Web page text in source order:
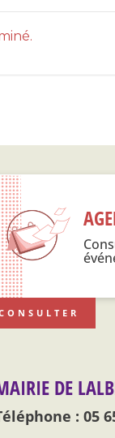
DE
: 05